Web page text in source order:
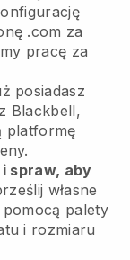
.com za
pracę za
posiadasz
Blackbell,
platformę
spraw, aby
własne
palety
i rozmiaru